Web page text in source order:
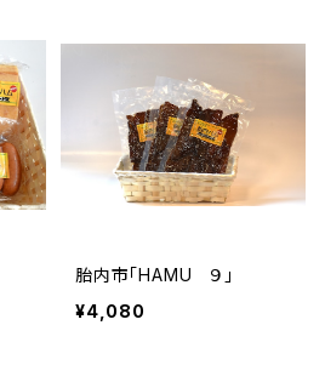
胎内市「HAMU ９」
¥4,080